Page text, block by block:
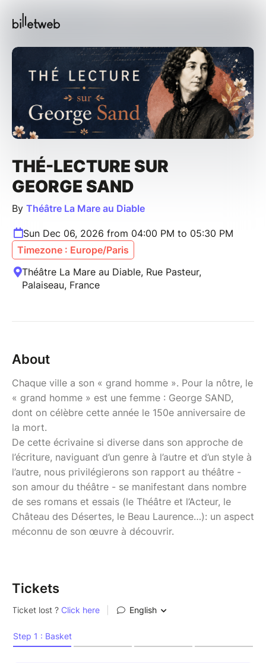
THÉ-LECTURE SUR
GEORGE SAND
By Théâtre La Mare au Diable
Sun Dec 06, 2026 from 04:00 PM to 05:30 PM
Timezone : Europe/Paris
Théâtre La Mare au Diable, Rue Pasteur,
Palaiseau, France
About
Chaque ville a son « grand homme ». Pour la nôtre, le
« grand homme » est une femme : George SAND,
dont on célèbre cette année le 150e anniversaire de
la mort.
De cette écrivaine si diverse dans son approche de
l’écriture, naviguant d’un genre à l’autre et d’un style à
l’autre, nous privilégierons son rapport au théâtre -
son amour du théâtre - se manifestant dans nombre
de ses romans et essais (le Théâtre et l’Acteur, le
Château des Désertes, le Beau Laurence…): un aspect
méconnu de son œuvre à découvrir.
Tickets